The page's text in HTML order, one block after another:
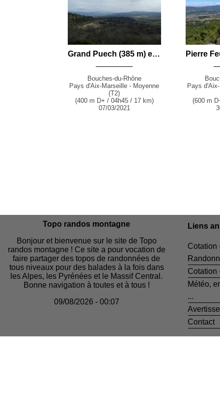
Grand Puech (385 m) en boucle par la Chapelle Saint-Césaire, le Vallon du Pin, Aurons et la Plaine de Sonnailler depuis Vernègues
Bouches-du-Rhône
Pays d'Aix-Marseille - Moyenne
(T2)
(400 m D+ / 04h45 / 17 km)
07/03/2021
Pays
(600 m
Topo randos montagne
Bonjour et bienvenue sur le site de Topo
randos montagne ! Ce site a pour vocation de
faire partager des topos de randonnées de
tous niveaux pour des balades à la fois dans
les Alpes, les Pyrénées et le Massif Central.
Bonne navigation à toutes et à tous !
09/08/2026 - 00:07
Liens
Cotation
Cotation
Météo,
...
Contact